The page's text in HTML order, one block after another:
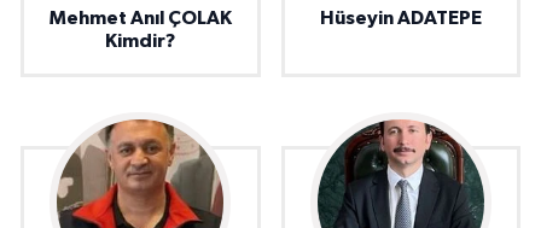
Mehmet Anıl ÇOLAK
Kimdir?
Hüseyin ADATEPE